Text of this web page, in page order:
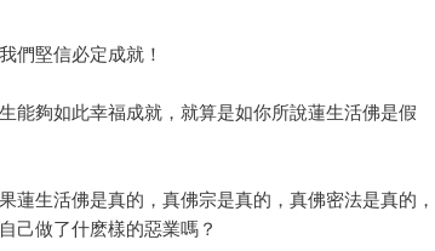
們堅信必定成就！
能夠如此幸福成就，就算是如你所說蓮生活佛是假
生活佛是真的，真佛宗是真的，真佛密法是真的，
己做了什麽樣的惡業嗎？